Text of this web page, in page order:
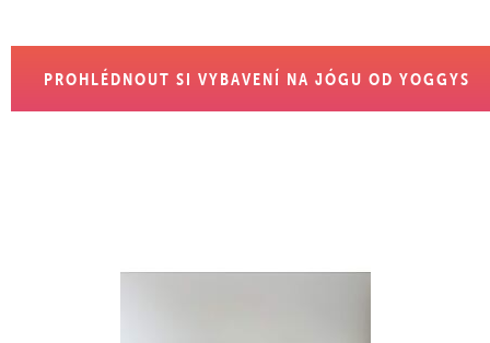
PROHLÉDNOUT SI VYBAVENÍ NA JÓGU OD YOGGYS